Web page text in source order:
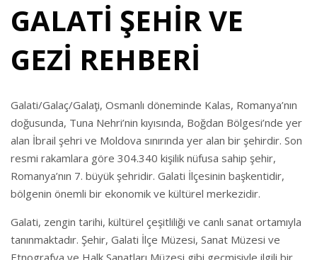
GALATİ ŞEHİR VE
GEZİ REHBERİ
Galati/Galaç/Galaţi, Osmanlı döneminde Kalas, Romanya’nın
doğusunda, Tuna Nehri’nin kıyısında, Boğdan Bölgesi’nde yer
alan İbrail şehri ve Moldova sınırında yer alan bir şehirdir. Son
resmi rakamlara göre 304.340 kişilik nüfusa sahip şehir,
Romanya’nın 7. büyük şehridir. Galati İlçesinin başkentidir,
bölgenin önemli bir ekonomik ve kültürel merkezidir.
Galati, zengin tarihi, kültürel çeşitliliği ve canlı sanat ortamıyla
tanınmaktadır. Şehir, Galati İlçe Müzesi, Sanat Müzesi ve
Etnografya ve Halk Sanatları Müzesi gibi geçmişiyle ilgili bir